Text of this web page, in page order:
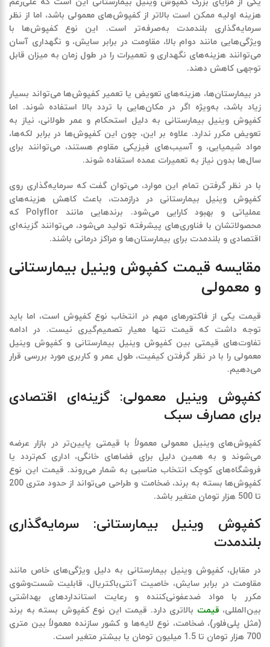
هزینه اولیه ممکن است بالاتر از کفپوش‌های معمولی باشد، اما از نظر
سرمایه‌گذاری بلندمدت به‌صرفه‌تر است. این نوع کفپوش‌ها با
ویژگی‌هایی مانند دوام بالا، مقاومت در برابر سایش، و نگهداری آسان
می‌توانند هزینه‌های نگهداری و تعمیرات را در طول زمان به میزان قابل
توجهی کاهش دهند.
در بیمارستان‌ها، هزینه‌های تعویض یا تعمیر کفپوش‌ها می‌تواند بسیار
زیاد باشد، به‌ویژه اگر در مکان‌هایی با تردد بالا استفاده شوند. اما
کفپوش وینیل بیمارستانی به دلیل استحکام و عمر طولانی، نیاز به
تعویض مکرر ندارد. علاوه بر این، چون این کفپوش‌ها در برابر لکه‌ها،
مواد شیمیایی، و آسیب‌های فیزیکی مقاوم هستند، می‌توانند برای
سال‌ها بدون نیاز به تعمیرات عمده استفاده شوند.
با در نظر گرفتن تمام این موارد، می‌توان گفت کهسرمایه‌گذاری روی
کفپوش وینیل بیمارستانی در درازمدت، باعث کاهش هزینه‌های
عملیاتی و بهبود کارایی می‌شود. برندهایی مانند Polyflor که
محصولاتشان با فناوری‌های پیشرفته تولید می‌شود، می‌توانند گزینه‌ای
اقتصادی و بلندمدت برای بیمارستان‌ها و مراکز درمانی باشند.
مقایسه قیمت کفپوش وینیل بیمارستانی
و معمولی
قیمت یکی از فاکتورهای مهم در انتخاب نوع کفپوش است، اما باید
توجه داشت که قیمت تنها معیار تصمیم‌گیری نیست. در ادامه
تفاوت‌های قیمتی بینکفپوش وینیل بیمارستانی وکفپوش وینیل
معمولی را با در نظر گرفتن کیفیت، طول عمر و کاربری مورد بررسی قرار
می‌دهیم.
کفپوش وینیل معمولی: گزینه‌ای اقتصادی
برای مصارف سبک
کفپوش‌های وینیل معمولی معمولاً با قیمتی پایین‌تر در بازار عرضه
می‌شوند و به همین دلیل برای فضاهای خانگی، اداری کم‌تردد یا
فروشگاه‌های کوچک انتخاب مناسبی به شمار می‌روند. قیمت این نوع
کفپوش‌ها بسته به برند، ضخامت و طراحی می‌تواند
از حدود متری 200
تا 500 هزار تومان
متغیر باشد.
کفپوش وینیل بیمارستانی: سرمایه‌گذاری
بلندمدت
در مقابل،کفپوش وینیل بیمارستانی به دلیل ویژگی‌های خاص مانند
مقاومت در برابر سایش، خاصیت آنتی‌باکتریال، قابلیت شست‌وشوی
مکرر با مواد ضدعفونی‌کننده و رعایت استانداردهای بهداشتی
بین‌المللی، قیمت بالاتری دارد. قیمت این نوع کفپوش بسته به برند
(مثل پلی‌فلور)، ضخامت، نوع لایه‌ها و کشور سازنده معمولاً بین متری
700 هزار تومان تا 1.5 میلیون تومان یا بیشتر
متغیر است.